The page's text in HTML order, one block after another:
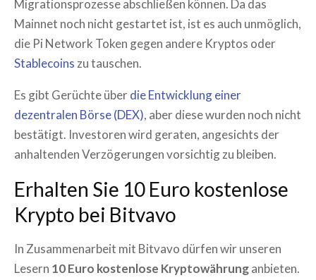
Migrationsprozesse abschließen können. Da das
Mainnet noch nicht gestartet ist, ist es auch unmöglich,
die Pi Network Token gegen andere Kryptos oder
Stablecoins zu tauschen.
Es gibt Gerüchte überdie Entwicklung einer
dezentralen Börse (DEX), aber diese wurden noch nicht
bestätigt. Investoren wird geraten, angesichts der
anhaltenden Verzögerungen vorsichtig zu bleiben.
Erhalten Sie 10 Euro kostenlose
Krypto bei Bitvavo
In Zusammenarbeit mit Bitvavo dürfen wir unseren
Lesern 10 Euro kostenlose Kryptowährunganbieten.